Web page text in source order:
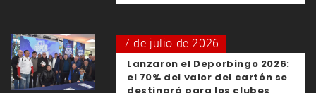
7 de julio de 2026
Lanzaron el Deporbingo 2026:
el 70% del valor del cartón se